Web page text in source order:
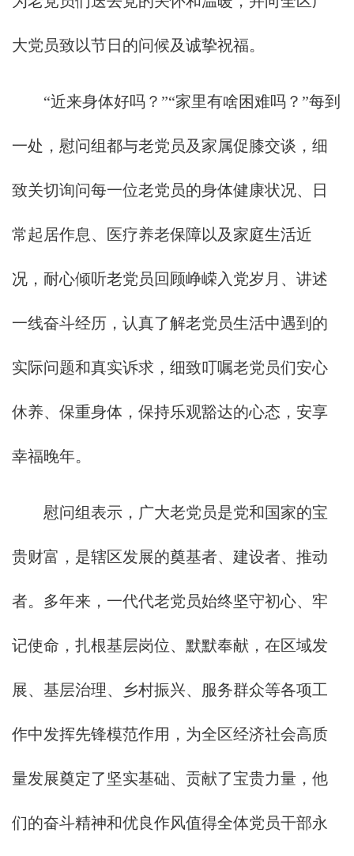
大党员致以节日的问候及诚挚祝福。
“近来身体好吗？”“家里有啥困难吗？”每到
一处，慰问组都与老党员及家属促膝交谈，细
致关切询问每一位老党员的身体健康状况、日
常起居作息、医疗养老保障以及家庭生活近
况，耐心倾听老党员回顾峥嵘入党岁月、讲述
一线奋斗经历，认真了解老党员生活中遇到的
实际问题和真实诉求，细致叮嘱老党员们安心
休养、保重身体，保持乐观豁达的心态，安享
幸福晚年。
慰问组表示，广大老党员是党和国家的宝
贵财富，是辖区发展的奠基者、建设者、推动
者。多年来，一代代老党员始终坚守初心、牢
记使命，扎根基层岗位、默默奉献，在区域发
展、基层治理、乡村振兴、服务群众等各项工
作中发挥先锋模范作用，为全区经济社会高质
量发展奠定了坚实基础、贡献了宝贵力量，他
们的奋斗精神和优良作风值得全体党员干部永